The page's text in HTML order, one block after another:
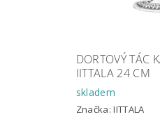
DORTOVÝ TÁC
IITTALA 24 CM
skladem
Značka:IITTALA